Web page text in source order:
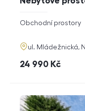
rozměry
dispozice
Obchodní prostory
adresa
ul. Mládežnická,
cena
24 990 Kč